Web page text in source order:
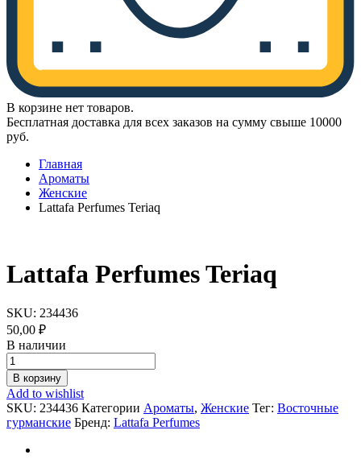
В корзине нет товаров.
Бесплатная доставка для всех заказов на сумму свыше 10000
руб.
Главная
Ароматы
Женские
Lattafa Perfumes Teriaq
Lattafa Perfumes Teriaq
SKU: 234436
50,00 ₽
В наличии
Lattafa
Perfumes
Teriaq
quantity
В корзину
Add to wishlist
SKU: 234436 Категории Ароматы, Женские Тег: Восточные
гурманские Бренд: Lattafa Perfumes